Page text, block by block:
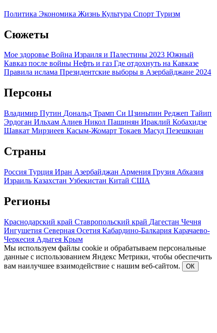
Политика Экономика Жизнь Культура Спорт Туризм
Сюжеты
Мое здоровье Война Израиля и Палестины 2023 Южный
Кавказ после войны Нефть и газ Где отдохнуть на Кавказе
Правила ислама Президентские выборы в Азербайджане 2024
Персоны
Владимир Путин Дональд Трамп Си Цзиньпин Реджеп Тайип
Эрдоган Ильхам Алиев Никол Пашинян Ираклий Кобахидзе
Шавкат Мирзиеев Касым-Жомарт Токаев Масуд Пезешкиан
Страны
Россия Турция Иран Азербайджан Армения Грузия Абхазия
Израиль Казахстан Узбекистан Китай США
Регионы
Краснодарский край Ставропольский край Дагестан Чечня
Ингушетия Северная Осетия Кабардино-Балкария Карачаево-
Черкесия Адыгея Крым
Мы используем файлы cookie и обрабатываем персональные
данные с использованием Яндекс Метрики, чтобы обеспечить
вам наилучшее взаимодействие с нашим веб-сайтом.
ОК